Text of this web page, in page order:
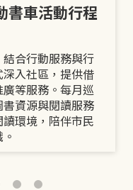
書車活動行程
合行動服務與行
入社區，提供借
等服務。每月巡
資源與閱讀服務
環境，陪伴市民